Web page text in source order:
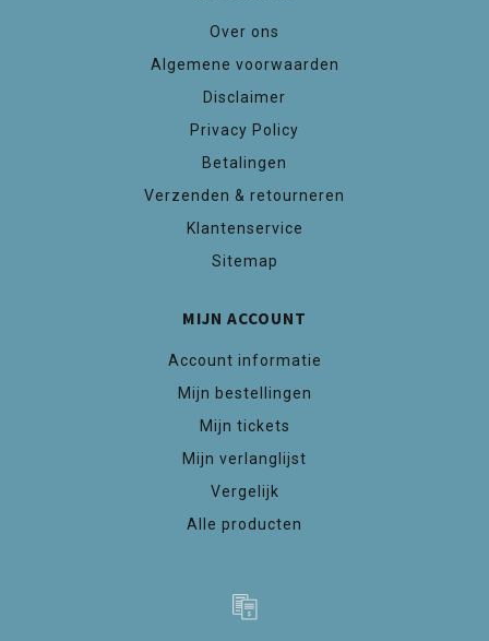
Over ons
Algemene voorwaarden
Disclaimer
Privacy Policy
Betalingen
Verzenden & retourneren
Klantenservice
Sitemap
MIJN ACCOUNT
Account informatie
Mijn bestellingen
Mijn tickets
Mijn verlanglijst
Vergelijk
Alle producten